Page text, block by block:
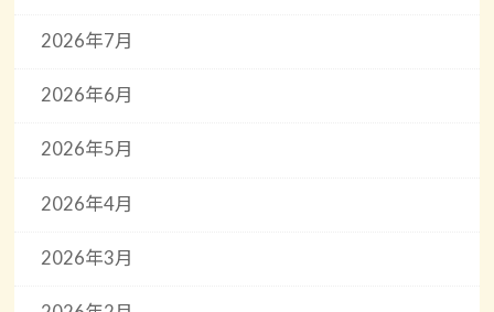
2026年7月
2026年6月
2026年5月
2026年4月
2026年3月